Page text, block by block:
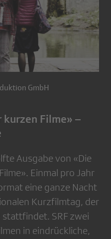
GmbH
kurzen Filme» –
Ausgabe von «Die
Einmal pro Jahr
eine ganze Nacht
Kurzfilmtag, der
SRF zwei
in eindrückliche,